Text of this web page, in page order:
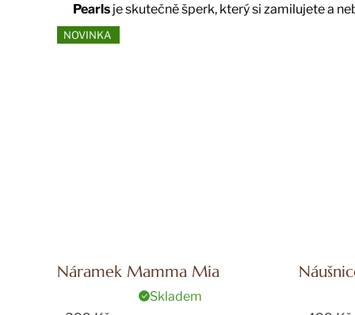
Pearls je skutečně šperk, který si zamilujete a
NOVINKA
Náramek Mamma Mia
Skladem